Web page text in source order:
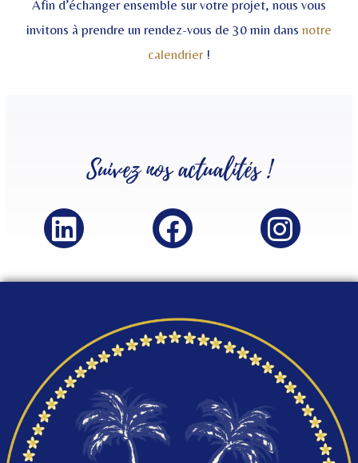
Afin d’échanger ensemble sur votre projet, nous vous
invitons à prendre un rendez-vous de 30 min dans notre
calendrier!
Suivez nosactualités !